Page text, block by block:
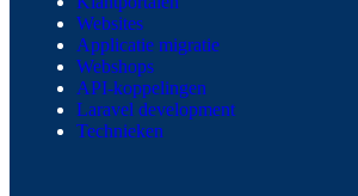
Websites
Applicatie migratie
Webshops
API-koppelingen
Laravel development
Technieken